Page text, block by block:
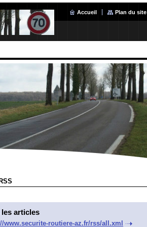
Accueil Plan du site
les articles
www.securite-routiere-az.fr/rss/all.xml